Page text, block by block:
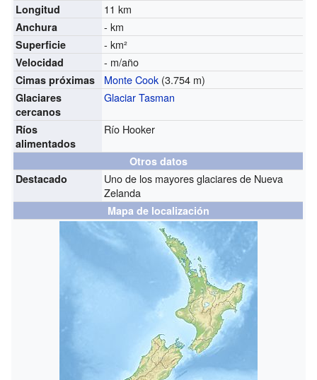
Longitud 11 km
Anchura - km
Superficie - km²
Velocidad - m/año
Cimas próximas Monte Cook (3.754 m)
Glaciares
cercanos
Glaciar Tasman
Ríos
alimentados
Río Hooker
Otros datos
Destacado
Uno de los mayores glaciares de Nueva
Zelanda
Mapa de localización